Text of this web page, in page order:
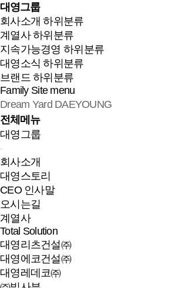
대영그룹
회사소개 하위분류
계열사 하위분류
지속가능경영 하위분류
대영소식 하위분류
브랜드 하위분류
Family Site menu
Dream Yard DAEYOUNG
전체메뉴
대영그룹
회사소개
대영스토리
CEO 인사말
오시는길
계열사
Total Solution
대영리츠건설㈜
대영에코건설㈜
대영레데코㈜